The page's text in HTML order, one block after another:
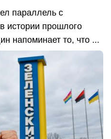
параллель с
истории прошлого
напоминает то, что ...